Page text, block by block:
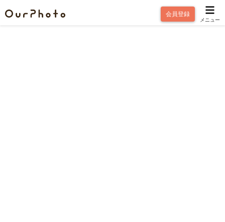
会員登録
メニュー